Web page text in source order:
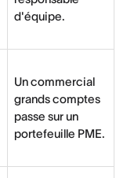
d'équipe.
Un commercial
grands comptes
passe sur un
portefeuille PME.